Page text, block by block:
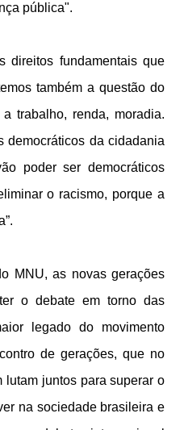
pública".
direitos fundamentais que
também a questão do
trabalho, renda, moradia.
democráticos da cidadania
poder ser democráticos
o racismo, porque a
MNU, as novas gerações
o debate em torno das
legado do movimento
de gerações, que no
lutam juntos para superar o
na sociedade brasileira e